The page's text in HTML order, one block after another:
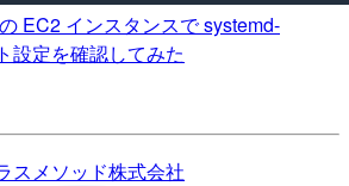
EC2 インスタンスで systemd-
設定を確認してみた
スメソッド株式会社